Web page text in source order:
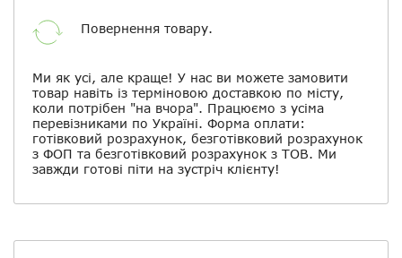
Повернення товару.
Ми як усі, але краще! У нас ви можете замовити
товар навіть із терміновою доставкою по місту,
коли потрібен "на вчора". Працюємо з усіма
перевізниками по Україні. Форма оплати:
готівковий розрахунок, безготівковий розрахунок
з ФОП та безготівковий розрахунок з ТОВ. Ми
завжди готові піти на зустріч клієнту!